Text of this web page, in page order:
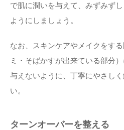
で肌に潤いを与えて、みずみず
ようにしましょう。
なお、スキンケアやメイクをす
ミ・そばかすが出来ている部分
与えないように、丁寧にやさし
い。
ターンオーバーを整える